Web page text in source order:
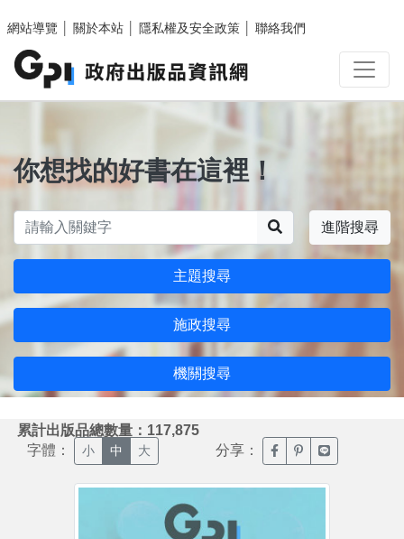
網站導覽
關於本站 隱私權及安全政策 聯絡我們
你想找的好書在這裡！
進階搜尋
主題搜尋
施政搜尋
機關搜尋
累計出版品總數量：117,875
字體： 小 中 大 分享： 臉書分享(另開新視窗)
噗浪分享(另開新
Line分享(另